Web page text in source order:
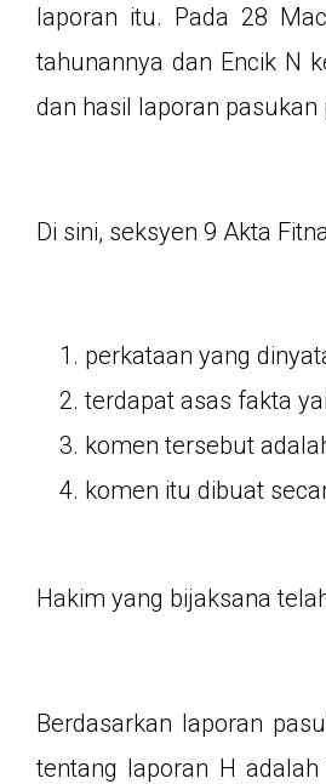
laporan itu. Pada 28
tahunannya dan Encik N
dan hasil laporan
Di sini, seksyen 9 Akta
perkataan yang
terdapat asas fakta
komen tersebut
komen itu dibuat
Hakim yang bijaksana
Berdasarkan laporan
tentang laporan H